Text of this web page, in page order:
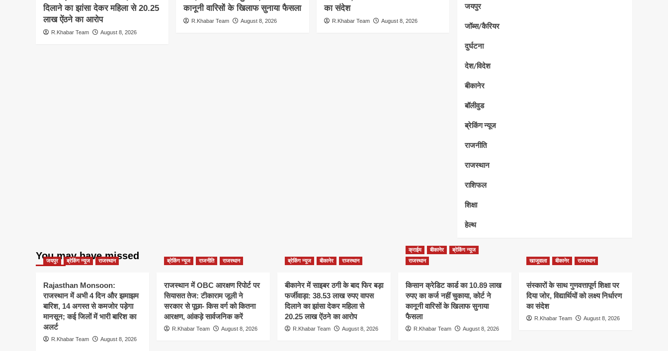
दिलाने का झांसा देकर महिला से 20.25
लाख ऐंठने का आरोप
R.Khabar Team August 8, 2026
कानूनी वारिसों के खिलाफ सुनाया फैसला
R.Khabar Team August 8, 2026
का संदेश
R.Khabar Team August 8, 2026
जयपुर
जॉब्स/कैरियर
दुर्घटना
देश/विदेश
बीकानेर
बॉलीवुड
ब्रेकिंग न्यूज
राजनीति
राजस्थान
राशिफल
शिक्षा
हेल्थ
You may have missed
जयपुर ब्रेकिंग न्यूज राजस्थान
Rajasthan Monsoon:
राजस्थान में अभी 4 दिन और झमाझम
बारिश, 14 अगस्त से कमजोर पड़ेगा
मानसून; कई जिलों में भारी बारिश का
अलर्ट
R.Khabar Team August 8, 2026
ब्रेकिंग न्यूज राजनीति राजस्थान
राजस्थान में OBC आरक्षण रिपोर्ट पर
सियासत तेज: टीकाराम जूली ने
सरकार से पूछा- किस वर्ग को कितना
आरक्षण, आंकड़े सार्वजनिक करें
R.Khabar Team August 8, 2026
ब्रेकिंग न्यूज बीकानेर राजस्थान
बीकानेर में साइबर ठगी के बाद फिर बड़ा
फर्जीवाड़ा: 38.53 लाख रुपए वापस
दिलाने का झांसा देकर महिला से
20.25 लाख ऐंठने का आरोप
R.Khabar Team August 8, 2026
क्राईम बीकानेर
ब्रेकिंग न्यूज
राजस्थान
किसान क्रेडिट कार्ड का 10.89 लाख
रुपए का कर्ज नहीं चुकाया, कोर्ट ने
कानूनी वारिसों के खिलाफ सुनाया
फैसला
R.Khabar Team August 8, 2026
खाजूवाला बीकानेर राजस्थान
संस्कारों के साथ गुणवत्तापूर्ण शिक्षा पर
दिया जोर, विद्यार्थियों को लक्ष्य निर्धारण
का संदेश
R.Khabar Team August 8, 2026